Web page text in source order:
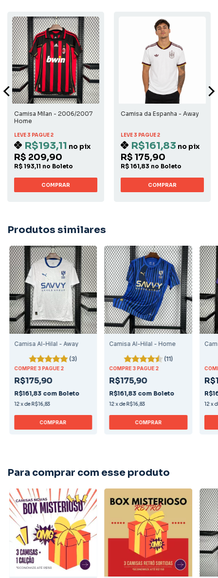
Camisa Milan - 2006/2007
Home
LEVE 3 PAGUE 2
R$193,11 no pix
R$ 209,90
R$ 193,11 no Boleto
COMPRAR
Camisa da Espanha - Away
LEVE 3 PAGUE 2
R$161,83 no pix
R$ 175,90
R$ 161,83 no Boleto
COMPRAR
Produtos similares
Camisa Al-Hilal - Away
(3)
COMPRE 3 PAGUE 2
R$175,90
R$161,83 com Boleto
12xdeR$16,83
COMPRAR
Camisa Al-Hilal - Home
(11)
COMPRE 3 PAGUE 2
R$175,90
R$161,83 com Boleto
12xdeR$16,83
COMPRAR
12 x
Para comprar com esse produto